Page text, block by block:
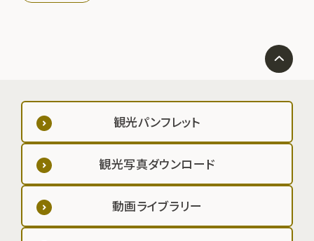
観光パンフレット
観光写真ダウンロード
動画ライブラリー